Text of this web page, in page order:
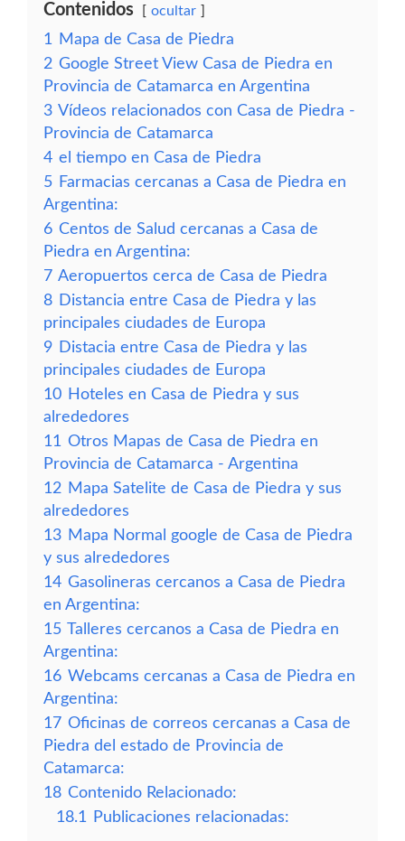
Contenidos ocultar
1
Mapa de Casa de Piedra
2 Google Street View Casa de Piedra en
Provincia de Catamarca en Argentina
3 Vídeos relacionados con Casa de Piedra -
Provincia de Catamarca
4 el tiempo en Casa de Piedra
5 Farmacias cercanas a Casa de Piedra en
Argentina:
6 Centos de Salud cercanas a Casa de
Piedra en Argentina:
7 Aeropuertos cerca de Casa de Piedra
8 Distancia entre Casa de Piedra y las
principales ciudades de Europa
9 Distacia entre Casa de Piedra y las
principales ciudades de Europa
10 Hoteles en Casa de Piedra y sus
alrededores
11 Otros Mapas de Casa de Piedra en
Provincia de Catamarca - Argentina
12 Mapa Satelite de Casa de Piedra y sus
alrededores
13 Mapa Normal google de Casa de Piedra
y sus alrededores
14 Gasolineras cercanos a Casa de Piedra
en Argentina:
15 Talleres cercanos a Casa de Piedra en
Argentina:
16 Webcams cercanas a Casa de Piedra en
Argentina:
17 Oficinas de correos cercanas a Casa de
Piedra del estado de Provincia de
Catamarca:
18 Contenido Relacionado:
18.1
Publicaciones relacionadas: